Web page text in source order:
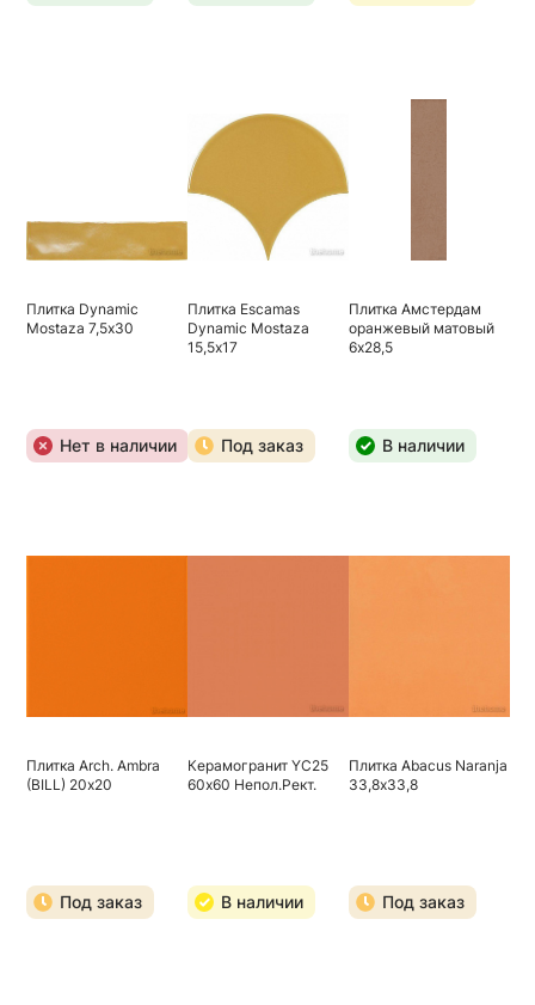
Плитка Dynamic
Mostaza 7,5х30
Нет в наличии
Плитка Escamas
Dynamic Mostaza
15,5х17
Под заказ
Плитка Амстердам
оранжевый матовый
6х28,5
В наличии
Плитка Arch. Ambra
(BILL) 20х20
Под заказ
Керамогранит YC25
60х60 Непол.Рект.
В наличии
Плитка Abacus Naranja
33,8х33,8
Под заказ